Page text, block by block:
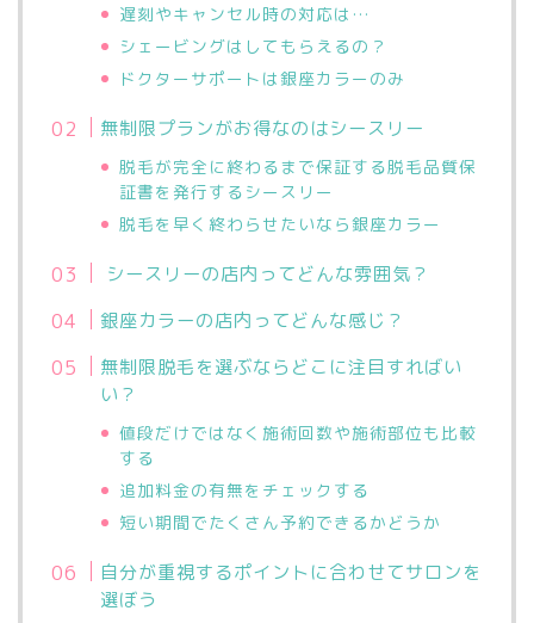
遅刻やキャンセル時の対応は…
シェービングはしてもらえるの？
ドクターサポートは銀座カラーのみ
無制限プランがお得なのはシースリー
脱毛が完全に終わるまで保証する脱毛品質保
証書を発行するシースリー
脱毛を早く終わらせたいなら銀座カラー
シースリーの店内ってどんな雰囲気？
銀座カラーの店内ってどんな感じ？
無制限脱毛を選ぶならどこに注目すればい
い？
値段だけではなく施術回数や施術部位も比較
する
追加料金の有無をチェックする
短い期間でたくさん予約できるかどうか
自分が重視するポイントに合わせてサロンを
選ぼう